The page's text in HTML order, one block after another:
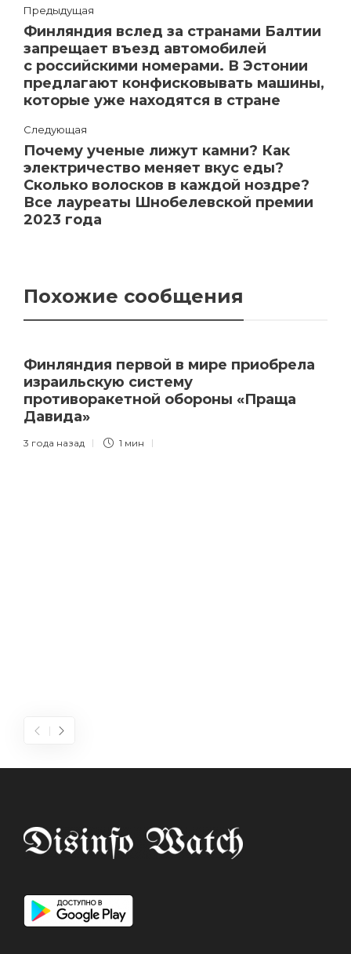
Предыдущая
Финляндия вслед за странами Балтии
запрещает въезд автомобилей
с российскими номерами. В Эстонии
предлагают конфисковывать машины,
которые уже находятся в стране
Следующая
Почему ученые лижут камни? Как
электричество меняет вкус еды?
Сколько волосков в каждой ноздре?
Все лауреаты Шнобелевской премии
2023 года
Похожие сообщения
Финляндия первой в мире приобрела
израильскую систему
противоракетной обороны «Праща
Давида»
3 года назад 1 мин